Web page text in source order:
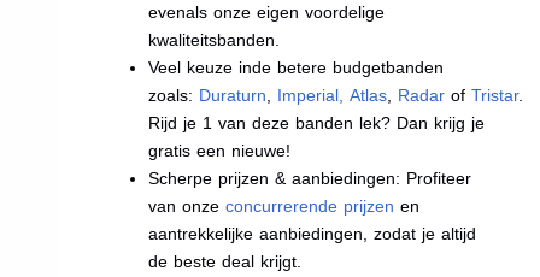
evenals onze eigen voordelige
kwaliteitsbanden.
Veel keuze inde betere budgetbanden
zoals: Duraturn Imperial Atlas Radar ofTristar.
Rijd je 1 van deze banden lek? Dan krijg je
gratis een nieuwe!
Scherpe prijzen & aanbiedingen: Profiteer
van onzeconcurrerende prijzen en
aantrekkelijke aanbiedingen, zodat je altijd
de beste deal krijgt.